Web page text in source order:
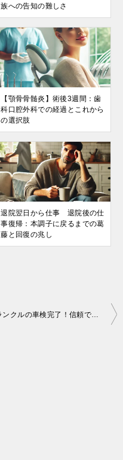
族への告知の難しさ
【顎骨骨髄炎】術後3週間：歯
科口腔外科での経過とこれから
の選択肢
退院翌日から仕事 退院後の仕
事復帰：本調子に戻るまでの葛
藤と回復の兆し
ランクルの車検完了！信頼できる修理工場の魅力